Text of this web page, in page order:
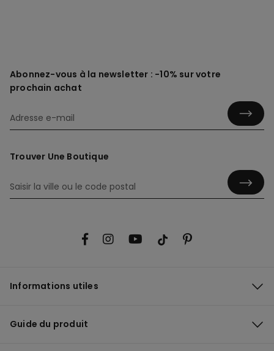
Abonnez-vous à la newsletter : -10% sur votre
prochain achat
Trouver Une Boutique
Informations utiles
Guide du produit